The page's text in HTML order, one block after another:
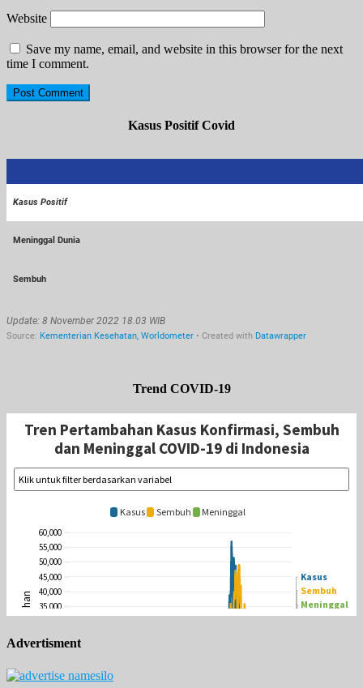
Website
Save my name, email, and website in this browser for the next
time I comment.
Kasus Positif Covid
Trend COVID-19
Advertisment